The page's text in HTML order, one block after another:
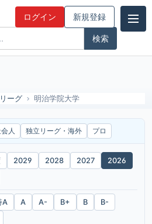
フト候補とみんなの評価
ログイン 新規登録
ーグ 明治学院大学
人 独立リーグ・海外 プロ
2029 2028 2027
2026
A A A- B+ B
B-